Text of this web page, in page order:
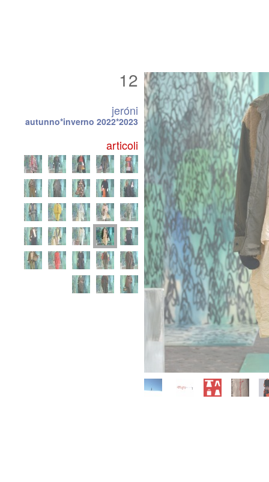
12
jeróni
autunno*inverno 2022*2023
articoli